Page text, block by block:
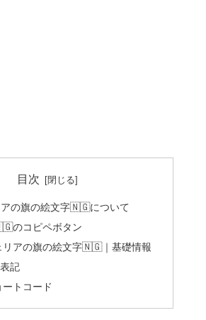
目次
アの旗の絵文字🇳🇬について
のコピペボタン
リアの旗の絵文字🇳🇬｜基礎情報
記
トコード